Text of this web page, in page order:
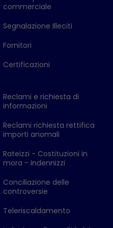
commerciale
Segnalazione Illeciti
Fornitori
Certificazioni
Reclami e richiesta di
informazioni
Reclami richiesta rettifica
importi anomali
Rateizzi - Costituzioni in
mora - Indennizzi
Conciliazione delle
controversie
Teleriscaldamento